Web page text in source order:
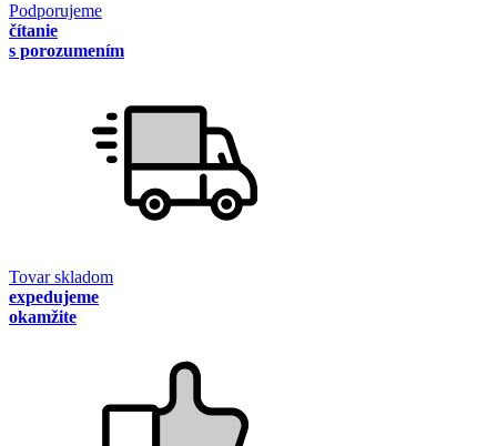
Podporujeme
čítanie
s porozumením
Tovar skladom
expedujeme
okamžite